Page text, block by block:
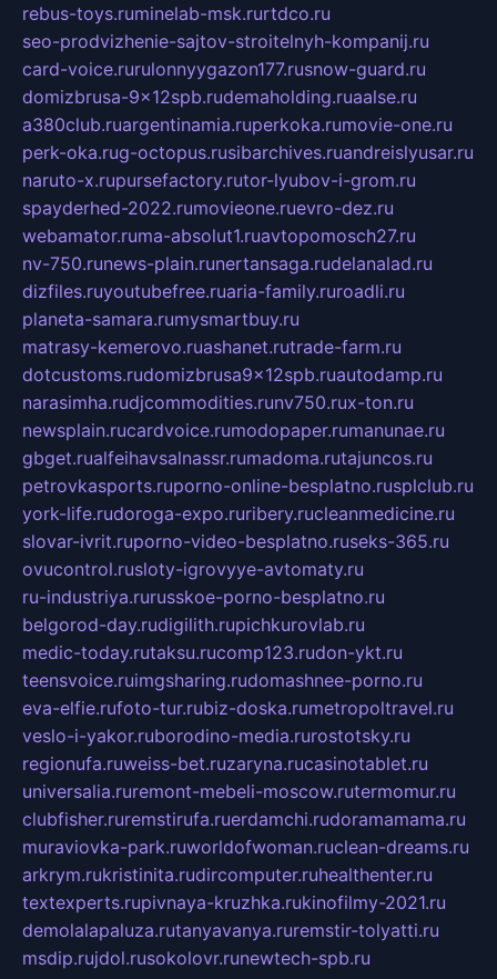
rebus-toys.ruminelab-msk.rurtdco.ru
seo-prodvizhenie-sajtov-stroitelnyh-kompanij.ru
card-voice.rurulonnyygazon177.rusnow-guard.ru
domizbrusa-9x12spb.rudemaholding.ruaalse.ru
a380club.ruargentinamia.ruperkoka.rumovie-one.ru
perk-oka.rug-octopus.rusibarchives.ruandreislyusar.ru
naruto-x.rupursefactory.rutor-lyubov-i-grom.ru
spayderhed-2022.rumovieone.ruevro-dez.ru
webamator.ruma-absolut1.ruavtopomosch27.ru
nv-750.runews-plain.runertansaga.rudelanalad.ru
dizfiles.ruyoutubefree.ruaria-family.ruroadli.ru
planeta-samara.rumysmartbuy.ru
matrasy-kemerovo.ruashanet.rutrade-farm.ru
dotcustoms.rudomizbrusa9x12spb.ruautodamp.ru
narasimha.rudjcommodities.runv750.rux-ton.ru
newsplain.rucardvoice.rumodopaper.rumanunae.ru
gbget.rualfeihavsalnassr.rumadoma.rutajuncos.ru
petrovkasports.ruporno-online-besplatno.rusplclub.ru
york-life.rudoroga-expo.ruribery.rucleanmedicine.ru
slovar-ivrit.ruporno-video-besplatno.ruseks-365.ru
ovucontrol.rusloty-igrovyye-avtomaty.ru
ru-industriya.rurusskoe-porno-besplatno.ru
belgorod-day.rudigilith.rupichkurovlab.ru
medic-today.rutaksu.rucomp123.rudon-ykt.ru
teensvoice.ruimgsharing.rudomashnee-porno.ru
eva-elfie.rufoto-tur.rubiz-doska.rumetropoltravel.ru
veslo-i-yakor.ruborodino-media.rurostotsky.ru
regionufa.ruweiss-bet.ruzaryna.rucasinotablet.ru
universalia.ruremont-mebeli-moscow.rutermomur.ru
clubfisher.ruremstirufa.ruerdamchi.rudoramamama.ru
muraviovka-park.ruworldofwoman.ruclean-dreams.ru
arkrym.rukristinita.rudircomputer.ruhealthenter.ru
textexperts.rupivnaya-kruzhka.rukinofilmy-2021.ru
demolalapaluza.rutanyavanya.ruremstir-tolyatti.ru
msdip.rujdol.rusokolovr.runewtech-spb.ru